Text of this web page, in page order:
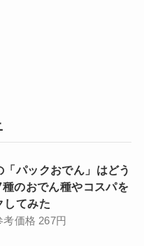
「パックおでん」はどう
のおでん種やコスパを
してみた
考価格 267円